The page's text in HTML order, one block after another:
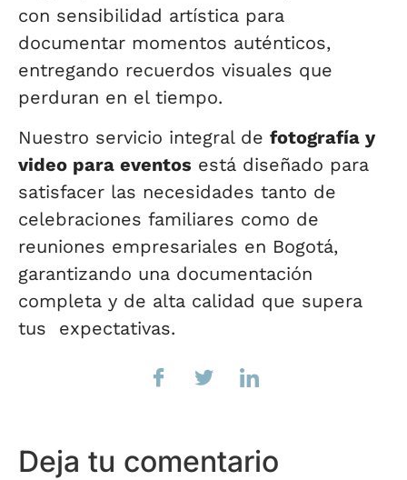
con sensibilidad artística para
documentar momentos auténticos,
entregando recuerdos visuales que
perduran en el tiempo.
Nuestro servicio integral de fotografía y
video para eventos está diseñado para
satisfacer las necesidades tanto de
celebraciones familiares como de
reuniones empresariales en Bogotá,
garantizando una documentación
completa y de alta calidad que supera
tus expectativas.
Deja tu comentario